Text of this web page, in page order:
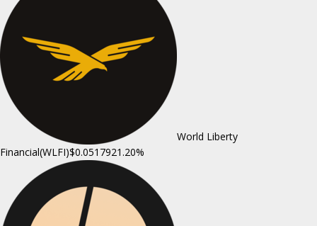
World Liberty
Financial(WLFI)$0.0517921.20%